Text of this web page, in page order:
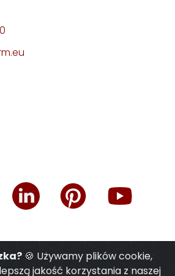
🍪 Używamy plików cookie,
jakość korzystania z naszej